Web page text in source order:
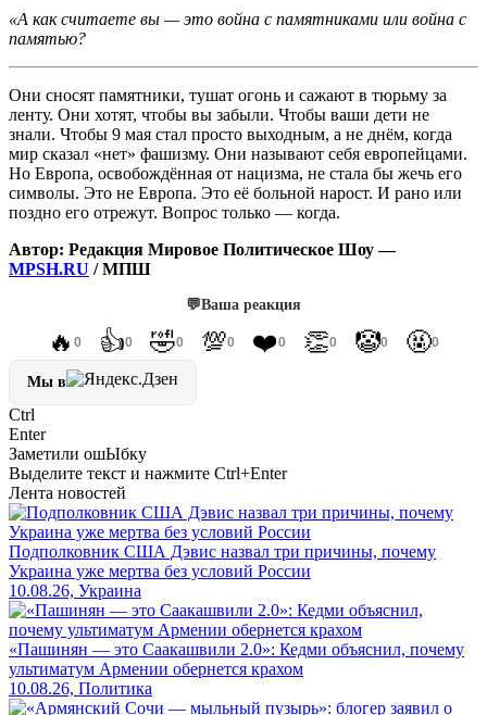
«А как считаете вы — это война с памятниками или война с
памятью?
Они сносят памятники, тушат огонь и сажают в тюрьму за
ленту. Они хотят, чтобы вы забыли. Чтобы ваши дети не
знали. Чтобы 9 мая стал просто выходным, а не днём, когда
мир сказал «нет» фашизму. Они называют себя европейцами.
Но Европа, освобождённая от нацизма, не стала бы жечь его
символы. Это не Европа. Это её больной нарост. И рано или
поздно его отрежут. Вопрос только — когда.
Автор: Редакция Мировое Политическое Шоу —
MPSH.RU / МПШ
💬Ваша реакция
🔥 0 👍0 🤣0 💯0 ❤️0 👏0 🤡0 🤬0
Мы в
Ctrl
Enter
Заметили ошЫбку
Выделите текст и нажмите Ctrl+Enter
Лента новостей
Подполковник США Дэвис назвал три причины, почему
Украина уже мертва без условий России
10.08.26, Украина
«Пашинян — это Саакашвили 2.0»: Кедми объяснил, почему
ультиматум Армении обернется крахом
10.08.26, Политика